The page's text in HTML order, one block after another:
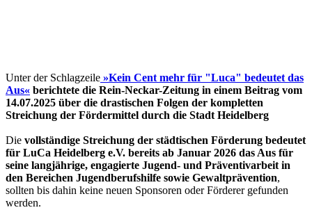
Unter der Schlagzeile »Kein Cent mehr für "Luca" bedeutet das
Aus« berichtete die Rein-Neckar-Zeitung in einem Beitrag vom
14.07.2025 über die drastischen Folgen der kompletten
Streichung der Fördermittel durch die Stadt Heidelberg
Die vollständige Streichung der städtischen Förderung bedeutet
für LuCa Heidelberg e.V. bereits ab Januar 2026 das Aus für
seine langjährige, engagierte Jugend- und Präventivarbeit in
den Bereichen Jugendberufshilfe sowie Gewaltprävention,
sollten bis dahin keine neuen Sponsoren oder Förderer gefunden
werden.